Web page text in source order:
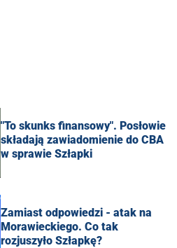
"To skunks finansowy". Posłowie
składają zawiadomienie do CBA
w sprawie Szłapki
Zamiast odpowiedzi - atak na
Morawieckiego. Co tak
rozjuszyło Szłapkę?